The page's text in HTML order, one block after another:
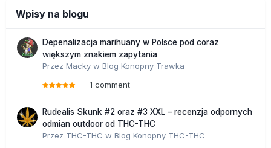
Wpisy na blogu
Depenalizacja marihuany w Polsce pod coraz
większym znakiem zapytania
Przez Macky w Blog Konopny Trawka
1 comment
Rudealis Skunk #2 oraz #3 XXL – recenzja odpornych
odmian outdoor od THC-THC
Przez THC-THC w Blog Konopny THC-THC